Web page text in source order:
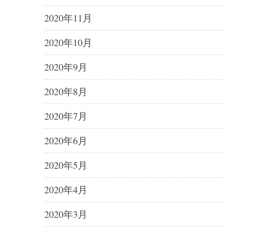
2020年11月
2020年10月
2020年9月
2020年8月
2020年7月
2020年6月
2020年5月
2020年4月
2020年3月